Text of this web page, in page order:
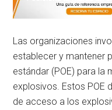
Las organizaciones
establecer y mantener
estándar (POE) para la
explosivos. Estos POE
de acceso a los